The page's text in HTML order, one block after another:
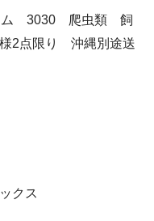
ム 3030 爬虫類 飼
2点限り 沖縄別途送
クス